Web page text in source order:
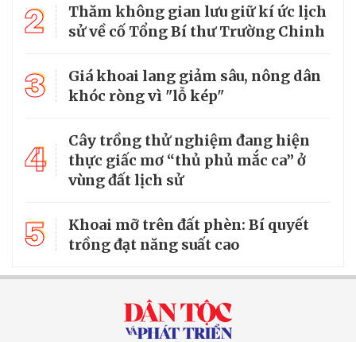
2
Thăm không gian lưu giữ kí ức lịch
sử về cố Tổng Bí thư Trường Chinh
3
Giá khoai lang giảm sâu, nông dân
khóc ròng vì "lỗ kép"
4
Cây trồng thử nghiệm đang hiện
thực giấc mơ “thủ phủ mắc ca” ở
vùng đất lịch sử
5
Khoai mỡ trên đất phèn: Bí quyết
trồng đạt năng suất cao